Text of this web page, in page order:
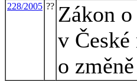
228/2005 ?? Zákon
v
o